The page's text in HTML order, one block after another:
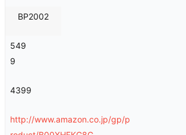
BP2002
549
9
4399
http://www.amazon.co.jp/gp/p